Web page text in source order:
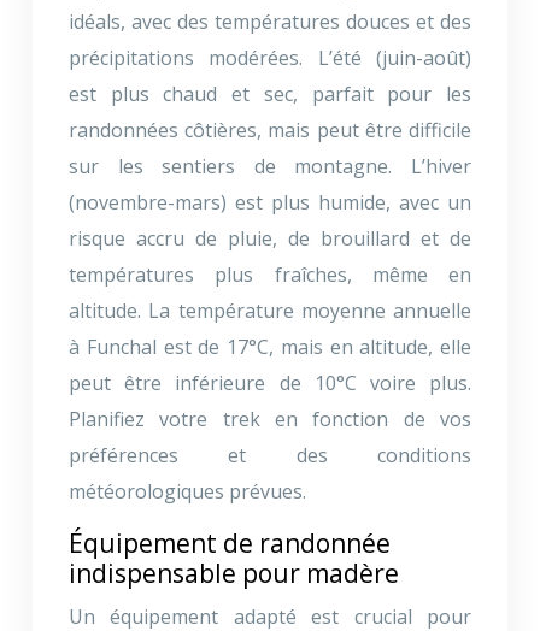
idéals, avec des températures douces et des
précipitations modérées. L’été (juin-août)
est plus chaud et sec, parfait pour les
randonnées côtières, mais peut être difficile
sur les sentiers de montagne. L’hiver
(novembre-mars) est plus humide, avec un
risque accru de pluie, de brouillard et de
températures plus fraîches, même en
altitude. La température moyenne annuelle
à Funchal est de 17°C, mais en altitude, elle
peut être inférieure de 10°C voire plus.
Planifiez votre trek en fonction de vos
préférences et des conditions
météorologiques prévues.
Équipement de randonnée
indispensable pour madère
Un équipement adapté est crucial pour